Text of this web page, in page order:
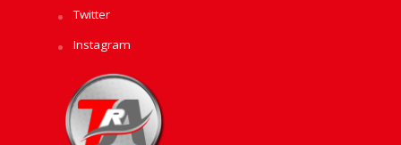
Twitter
Instagram